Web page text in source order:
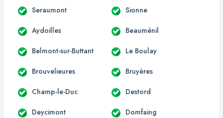
Seraumont Sionne
Aydoilles Beauménil
Belmont-sur-Buttant Le Boulay
Brouvelieures Bruyères
Champ-le-Duc Destord
Deycimont Domfaing